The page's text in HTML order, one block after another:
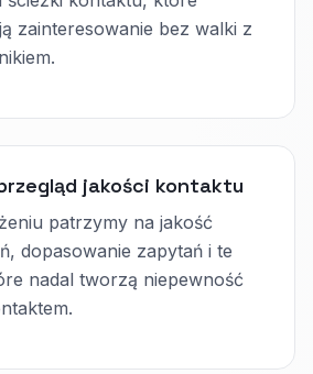
zainteresowanie bez walki z
jakości kontaktu
patrzymy na jakość
dopasowanie zapytań i te
nadal tworzą niepewność